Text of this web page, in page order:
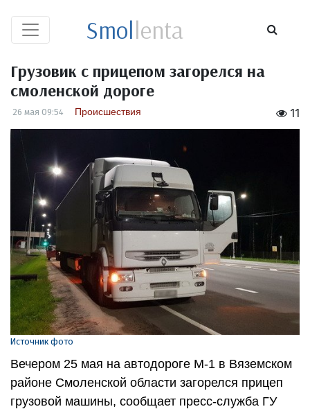
Smollenta
Грузовик с прицепом загорелся на
смоленской дороге
11
26 мая 09:54 Происшествия
Источник фото
Вечером 25 мая на автодороге М-1 в Вяземском
районе Смоленской области загорелся прицеп
грузовой машины, сообщает пресс-служба ГУ